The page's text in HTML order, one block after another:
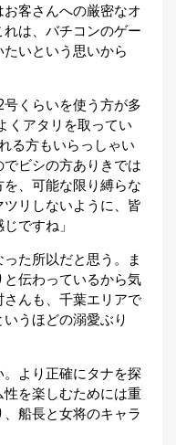
客さんへの厳密なオ
は、バチコンのゲー
いという思いから
くらいを使う方が多
くアタリを取ってい
る方もいらっしゃい
ビシの方ありきでは
、可能な限り縛らな
リしないように、皆
ですね」
た所以だと思う。ま
伝わっているから気
んも、千葉エリアで
うほどの溺愛ぶり
より正確にタナを探
を楽しむためには重
船長と女将のキャラ